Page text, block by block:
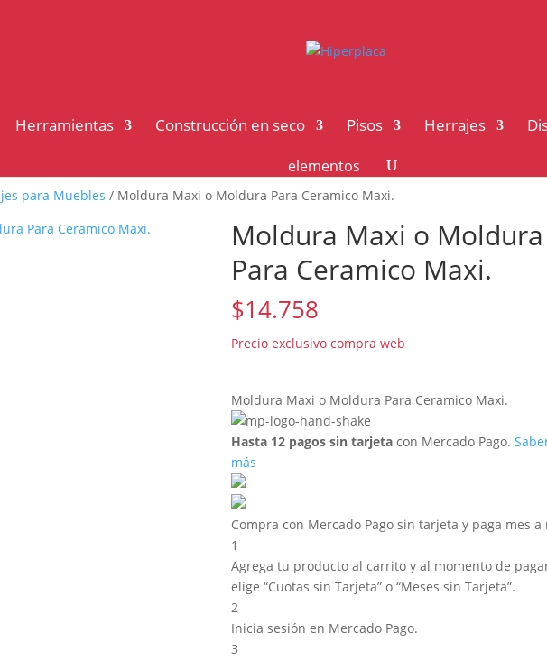
Herramientas Construcción en seco Pisos Herrajes
elementos
para Muebles / Moldura Maxi o Moldura Para Ceramico Maxi.
Moldura Maxi o Moldura
Para Ceramico Maxi.
$14.758
Moldura Maxi o Moldura Para Ceramico Maxi.
Hasta 12 pagos sin tarjeta con Mercado Pago.
más
Compra con Mercado Pago sin tarjeta y paga mes a
1
Agrega tu producto al carrito y al momento de
elige “Cuotas sin Tarjeta” o “Meses sin Tarjeta”.
2
Inicia sesión en Mercado Pago.
3